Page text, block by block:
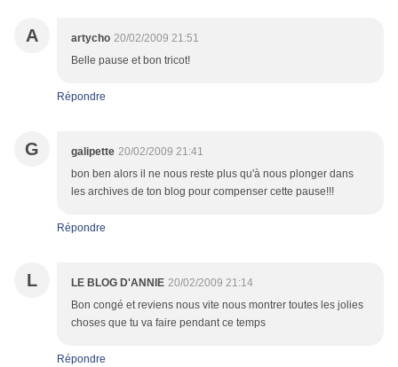
A artycho 20/02/2009 21:51
Belle pause et bon tricot!
Répondre
G galipette 20/02/2009 21:41
bon ben alors il ne nous reste plus qu'à nous plonger dans
les archives de ton blog pour compenser cette pause!!!
Répondre
L LE BLOG D'ANNIE 20/02/2009 21:14
Bon congé et reviens nous vite nous montrer toutes les jolies
choses que tu va faire pendant ce temps
Répondre